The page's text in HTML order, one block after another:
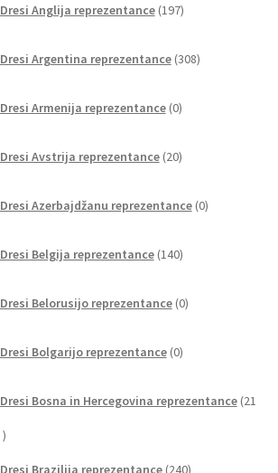
Dresi Anglija reprezentance 197izdelkov
Dresi Argentina reprezentance 308izdelkov
Dresi Armenija reprezentance 0izdelkov
Dresi Avstrija reprezentance 20izdelkov
Dresi Azerbajdžanu reprezentance 0izdelkov
Dresi Belgija reprezentance 140izdelkov
Dresi Belorusijo reprezentance 0izdelkov
Dresi Bolgarijo reprezentance 0izdelkov
Dresi Bosna in Hercegovina reprezentance 21
21
Dresi Brazilija reprezentance 240